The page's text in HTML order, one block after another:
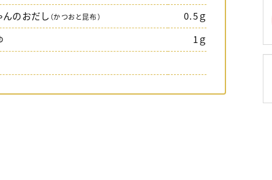
んのおだし（かつおと昆布）
0.5ｇ
1ｇ